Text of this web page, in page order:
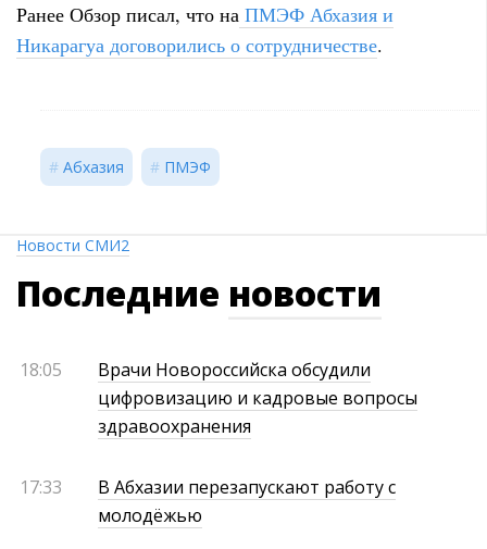
Ранее Обзор писал, что на ПМЭФ Абхазия и
Никарагуа договорились о сотрудничестве.
Абхазия ПМЭФ
Новости СМИ2
Последние новости
18:05
Врачи Новороссийска обсудили
цифровизацию и кадровые вопросы
здравоохранения
17:33
В Абхазии перезапускают работу с
молодёжью